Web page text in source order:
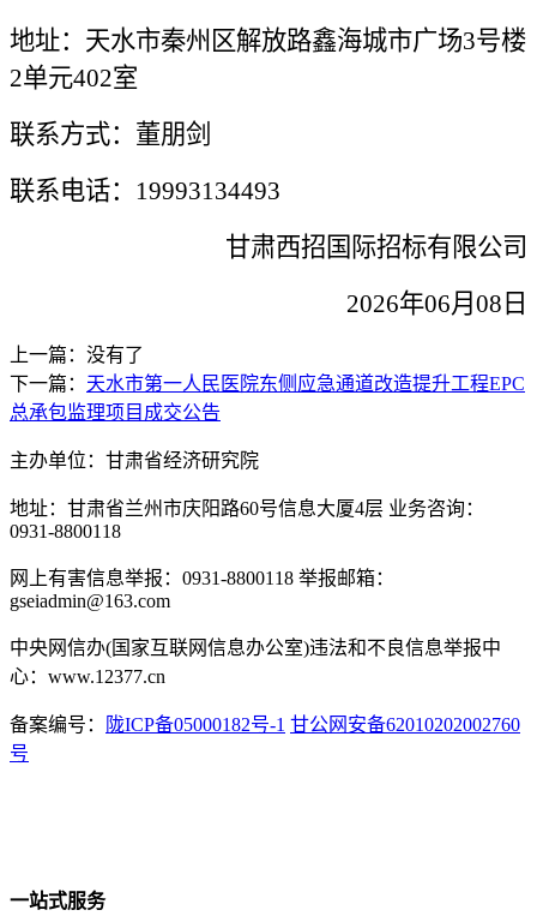
地址：天水市秦州区解放路鑫海城市广场3号楼
2单元402室
联系方式：董朋剑
联系电话： 19993134493
甘肃西招国际招标有限公司
2026年06月 08日
上一篇：没有了
下一篇： 天水市第一人民医院东侧应急通道改造提升工程EPC
总承包监理项目成交公告
主办单位：甘肃省经济研究院
地址：甘肃省兰州市庆阳路60号信息大厦4层 业务咨询：
0931-8800118
网上有害信息举报：0931-8800118 举报邮箱：
gseiadmin@163.com
中央网信办(国家互联网信息办公室)违法和不良信息举报中
心：www.12377.cn
备案编号： 陇ICP备05000182号-1 甘公网安备62010202002760
号
一站式服务